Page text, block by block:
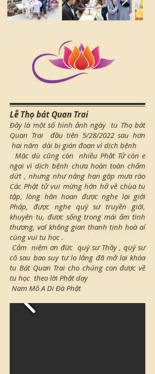
Lễ Thọ bát Quan Trai
Đây là một số hình ảnh ngày tu Thọ bát
Quan Trai
đầu tiên 5/28/2022 sau hơn
hai năm dài bị gián đoạn vì dịch bệnh
Mặc dù cũng còn nhiều Phật Tử còn e
ngại vì dịch bệnh chưa hoàn toàn chấm
dứt , nhưng như nắng hạn gặp mưa rào
Các Phật tử vui mừng hớn hở về chùa tu
tập, lòng hân hoan được nghe lại giới
Pháp, được nghe quý sư truyền giới,
khuyên tu, được sống trong mái ấm tình
thương, vơí không gian thanh tịnh hoà aí
cùng vui tu học .
Cảm niệm ơn đức quý sư Thầy , quý sư
cô sau bao suy tư lo lắng đã mở lại khóa
tu Bát Quan Trai cho chúng con được về
tu học theo lời Phật dạy
Nam Mô A Di Đà Phật